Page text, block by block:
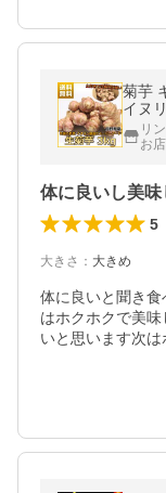
菊芋
イヌリン
血糖
リ
お店
体に良いし美味
5
大きさ ： 大きめ
体に良いと聞き
はホクホクで美
いと思います次は